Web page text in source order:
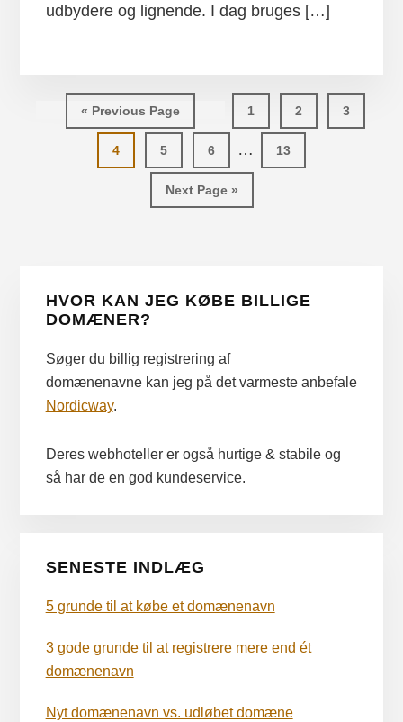
udbydere og lignende. I dag bruges […]
« Go
to
Previous Page Side
1 Side
2 Side
3
Side
4 Side
5 Side
6
Interim
pages
omitted
… Side
13
Go
to
Next Page »
Primær
Sidebar
HVOR KAN JEG KØBE BILLIGE
DOMÆNER?
Søger du billig registrering af
domænenavne kan jeg på det varmeste anbefale
Nordicway.
Deres webhoteller er også hurtige & stabile og
så har de en god kundeservice.
SENESTE INDLÆG
5 grunde til at købe et domænenavn
3 gode grunde til at registrere mere end ét
domænenavn
Nyt domænenavn vs. udløbet domæne